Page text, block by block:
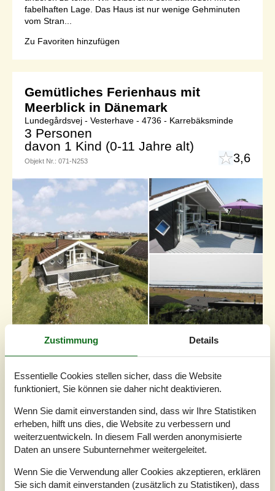
fabelhaften Lage. Das Haus ist nur wenige Gehminuten
vom Stran...
Zu Favoriten hinzufügen
Gemütliches Ferienhaus mit
Meerblick in Dänemark
Lundegårdsvej - Vesterhave - 4736 - Karrebäksminde
3 Personen
davon 1 Kind (0-11 Jahre alt)
Objekt Nr.: 071-N253 3,6
Ab EUR 575,-
Inkl. Endreinigung und Versicherung
2 Erwachsene1 Kind
Schlafzimmer
2
Haustiere
Nicht erlaubt
Entfernung Wasser
100 m
Wohnfläche
Internet
Ja
Zustimmung Details
Essentielle Cookies stellen sicher, dass die Website
funktioniert, Sie können sie daher nicht deaktivieren.
Wenn Sie damit einverstanden sind, dass wir Ihre Statistiken
erheben, hilft uns dies, die Website zu verbessern und
weiterzuentwickeln. In diesem Fall werden anonymisierte
Daten an unsere Subunternehmer weitergeleitet.
Wenn Sie die Verwendung aller Cookies akzeptieren, erklären
Sie sich damit einverstanden (zusätzlich zu Statistiken), dass